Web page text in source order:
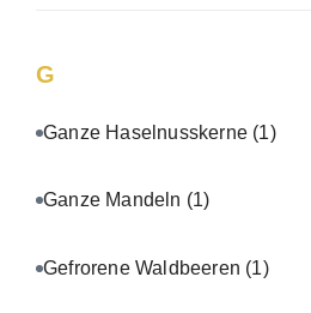
G
Ganze Haselnusskerne (1)
Ganze Mandeln (1)
Gefrorene Waldbeeren (1)